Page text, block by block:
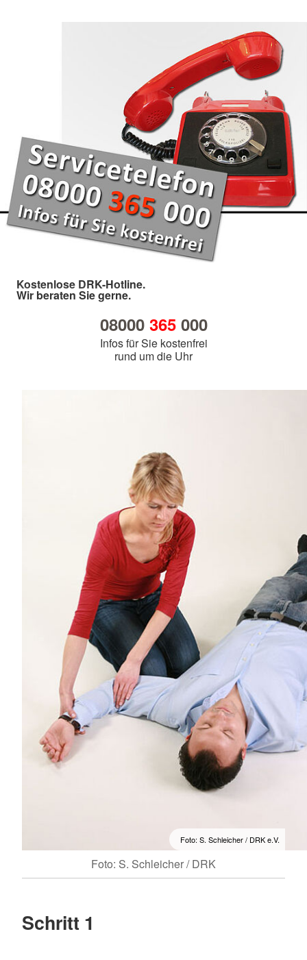
Kostenlose DRK-Hotline.
Wir beraten Sie gerne.
08000 365000
Infos für Sie kostenfrei
rund um die Uhr
Foto: S. Schleicher / DRK e.V.
Foto: S. Schleicher / DRK
Schritt 1